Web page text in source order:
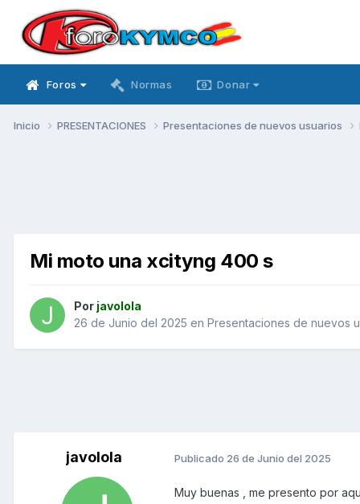
Foros Normas Donar
Inicio PRESENTACIONES Presentaciones de nuevos usuarios
Mi moto una xcityng 400 s
Por javolola
26 de Junio del 2025 en Presentaciones de nuevos
javolola Publicado 26 de Junio del 2025
Muy buenas , me presento por